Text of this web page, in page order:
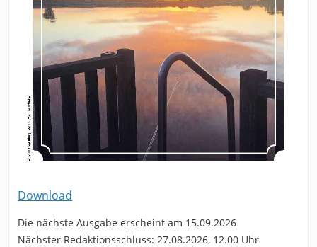
Download
Die nächste Ausgabe erscheint am 15.09.2026
Nächster Redaktionsschluss: 27.08.2026, 12.00 Uhr